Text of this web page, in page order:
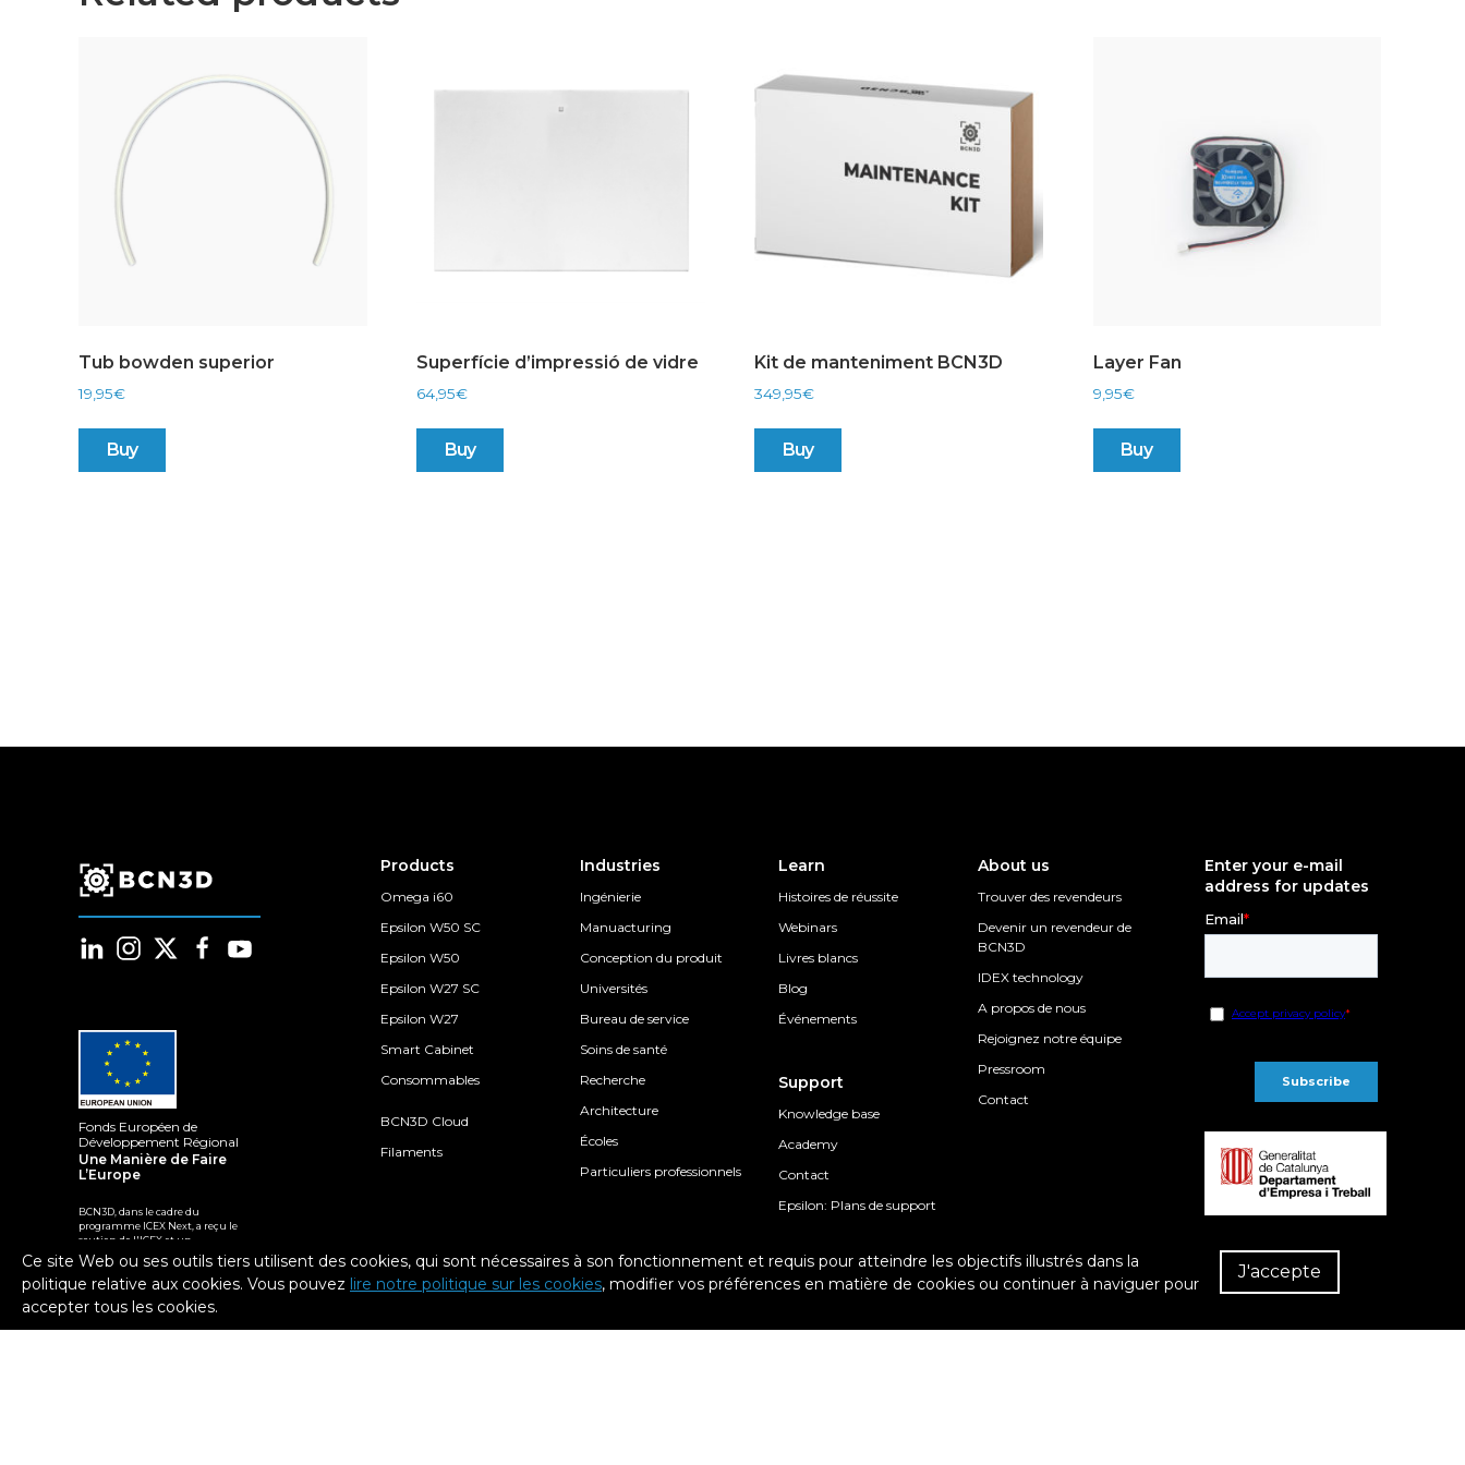
Tub bowden superior
19,95€
Buy
Superfície d’impressió de vidre
64,95€
Buy
Kit de manteniment BCN3D
349,95€
Buy
Layer Fan
9,95€
Buy
Fonds Européen de
Développement Régional
Une Manière de Faire
L’Europe
BCN3D, dans le cadre du
programme ICEX Next, a reçu le
soutien de l'ICEX et un
cofinancement du fonds européen
FEDER. L'objectif de ce soutien est
de contribuer au développement
son environnement.
Products
Omega i60
Epsilon W50 SC
Epsilon W50
Epsilon W27 SC
Epsilon W27
Smart Cabinet
Consommables
BCN3D Cloud
Filaments
Industries
Ingénierie
Manuacturing
Conception du produit
Universités
Bureau de service
Soins de santé
Recherche
Architecture
Écoles
Particuliers professionnels
Learn
Histoires de réussite
Webinars
Livres blancs
Blog
Événements
Support
Knowledge base
Academy
Contact
Epsilon: Plans de support
About us
Trouver des revendeurs
Devenir un revendeur de
BCN3D
IDEX technology
A propos de nous
Rejoignez notre équipe
Pressroom
Contact
Enter your e-mail
address for updates
Ce site Web ou ses outils tiers utilisent des cookies, qui sont nécessaires à son fonctionnement et requis pour atteindre les objectifs illustrés dans la
politique relative aux cookies. Vous pouvez lire notre politique sur les cookies, modifier vos préférences en matière de cookies ou continuer à naviguer pour
accepter tous les cookies.
J'accepte